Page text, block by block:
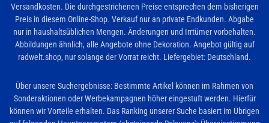
Versandkosten. Die durchgestrichenen Preise entsprechen dem bisherigen
Preis in diesem Online-Shop. Verkauf nur an private Endkunden. Abgabe
nur in haushaltsüblichen Mengen. Änderungen und Irrtümer vorbehalten.
Abbildungen ähnlich, alle Angebote ohne Dekoration. Angebot gültig auf
radwelt.shop, nur solange der Vorrat reicht. Liefergebiet: Deutschland.
Über unsere Suchergebnisse: Bestimmte Artikel können im Rahmen von
Sonderaktionen oder Werbekampagnen höher eingestuft werden. Hierfür
können wir Vorteile erhalten. Das Ranking unserer Suche basiert im Übrigen